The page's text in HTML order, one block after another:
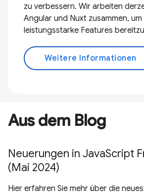
zu verbessern. Wir arbeiten
Angular und Nuxt zusammen, um
leistungsstarke Features
Weitere Informationen
Aus dem Blog
Neuerungen in JavaScript
(Mai 2024)
Hier erfahren Sie mehr über die